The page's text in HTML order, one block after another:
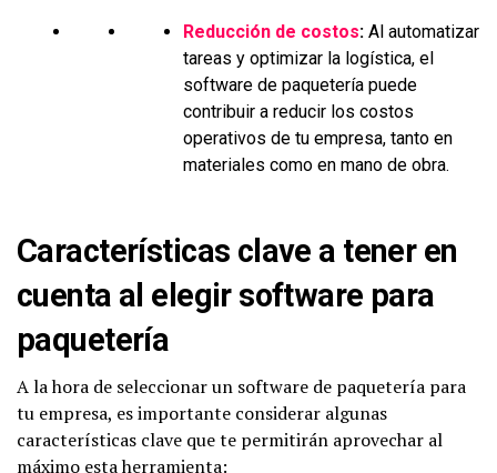
Reducción de costos: Al automatizar
tareas y optimizar la logística, el
software de paquetería puede
contribuir a reducir los costos
operativos de tu empresa, tanto en
materiales como en mano de obra.
Características clave a tener en
cuenta al elegir software para
paquetería
A la hora de seleccionar un software de paquetería para
tu empresa, es importante considerar algunas
características clave que te permitirán aprovechar al
máximo esta herramienta: